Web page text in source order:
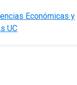
Económicas y
UC